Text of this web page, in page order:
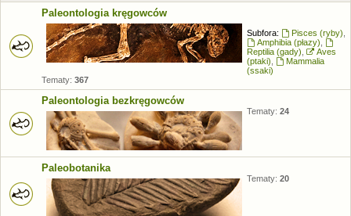
Paleontologia kręgowców
Subfora: Pisces (ryby)
Amphibia (płazy)
Reptilia (gady)
Aves
(ptaki)
Mammalia
(ssaki)
Tematy: 367
Paleontologia bezkręgowców
Tematy: 24
Paleobotanika
Tematy: 20